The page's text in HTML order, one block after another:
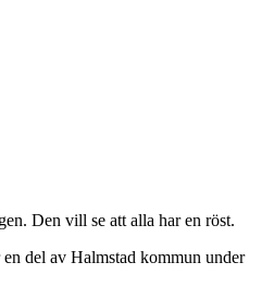
Den vill se att alla har en röst.
del av Halmstad kommun under